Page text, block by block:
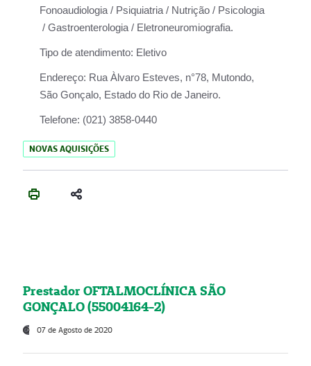
Fonoaudiologia / Psiquiatria / Nutrição / Psicologia
/ Gastroenterologia / Eletroneuromiografia.
Tipo de atendimento: Eletivo
Endereço: Rua Àlvaro Esteves, n°78, Mutondo,
São Gonçalo, Estado do Rio de Janeiro.
Telefone: (021) 3858-0440
NOVAS AQUISIÇÕES
Prestador OFTALMOCLÍNICA SÃO
GONÇALO (55004164-2)
07 de Agosto de 2020